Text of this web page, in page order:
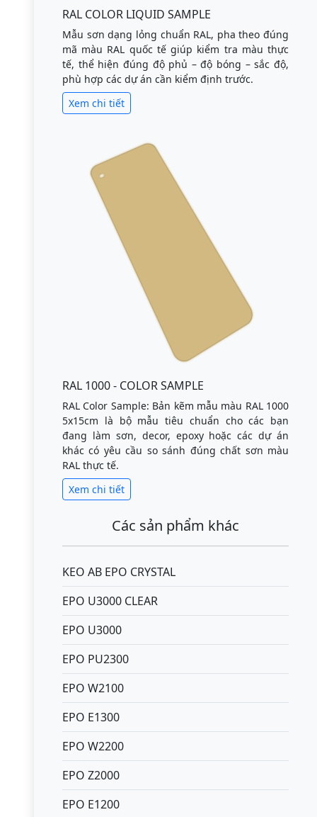
RAL COLOR LIQUID SAMPLE
Mẫu sơn dạng lỏng chuẩn RAL, pha theo đúng
mã màu RAL quốc tế giúp kiểm tra màu thực
tế, thể hiện đúng độ phủ – độ bóng – sắc độ,
phù hợp các dự án cần kiểm định trước.
Xem chi tiết
RAL 1000 - COLOR SAMPLE
RAL Color Sample: Bản kẽm mẫu màu RAL 1000
5x15cm là bộ mẫu tiêu chuẩn cho các bạn
đang làm sơn, decor, epoxy hoặc các dự án
khác có yêu cầu so sánh đúng chất sơn màu
RAL thực tế.
Xem chi tiết
Các sản phẩm khác
KEO AB EPO CRYSTAL
EPO U3000 CLEAR
EPO U3000
EPO PU2300
EPO W2100
EPO E1300
EPO W2200
EPO Z2000
EPO E1200